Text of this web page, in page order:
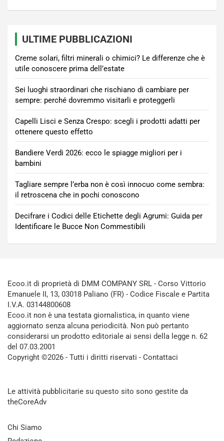
ULTIME PUBBLICAZIONI
Creme solari, filtri minerali o chimici? Le differenze che è
utile conoscere prima dell’estate
Sei luoghi straordinari che rischiano di cambiare per
sempre: perché dovremmo visitarli e proteggerli
Capelli Lisci e Senza Crespo: scegli i prodotti adatti per
ottenere questo effetto
Bandiere Verdi 2026: ecco le spiagge migliori per i
bambini
Tagliare sempre l’erba non è così innocuo come sembra:
il retroscena che in pochi conoscono
Decifrare i Codici delle Etichette degli Agrumi: Guida per
Identificare le Bucce Non Commestibili
Ecoo.it di proprietà di DMM COMPANY SRL - Corso Vittorio
Emanuele II, 13, 03018 Paliano (FR) - Codice Fiscale e Partita
I.V.A. 03144800608
Ecoo.it non è una testata giornalistica, in quanto viene
aggiornato senza alcuna periodicità. Non può pertanto
considerarsi un prodotto editoriale ai sensi della legge n. 62
del 07.03.2001
Copyright ©2026 - Tutti i diritti riservati - Contattaci
Le attività pubblicitarie su questo sito sono gestite da
theCoreAdv
Chi Siamo